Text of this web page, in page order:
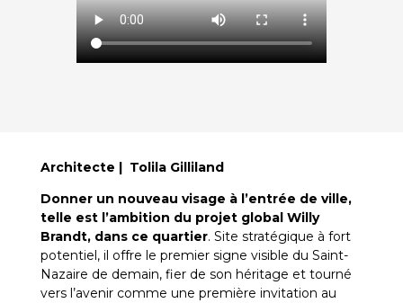
Architecte | Tolila Gilliland
Donner un nouveau visage à l’entrée de ville,
telle est l’ambition du projet global Willy
Brandt, dans ce quartier. Site stratégique à fort
potentiel, il offre le premier signe visible du Saint-
Nazaire de demain, fier de son héritage et tourné
vers l’avenir comme une première invitation au